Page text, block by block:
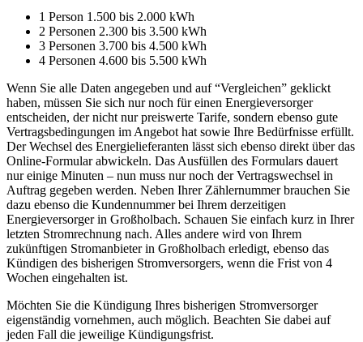
1 Person 1.500 bis 2.000 kWh
2 Personen 2.300 bis 3.500 kWh
3 Personen 3.700 bis 4.500 kWh
4 Personen 4.600 bis 5.500 kWh
Wenn Sie alle Daten angegeben und auf “Vergleichen” geklickt
haben, müssen Sie sich nur noch für einen Energieversorger
entscheiden, der nicht nur preiswerte Tarife, sondern ebenso gute
Vertragsbedingungen im Angebot hat sowie Ihre Bedürfnisse erfüllt.
Der Wechsel des Energielieferanten lässt sich ebenso direkt über das
Online-Formular abwickeln. Das Ausfüllen des Formulars dauert
nur einige Minuten – nun muss nur noch der Vertragswechsel in
Auftrag gegeben werden. Neben Ihrer Zählernummer brauchen Sie
dazu ebenso die Kundennummer bei Ihrem derzeitigen
Energieversorger in Großholbach. Schauen Sie einfach kurz in Ihrer
letzten Stromrechnung nach. Alles andere wird von Ihrem
zukünftigen Stromanbieter in Großholbach erledigt, ebenso das
Kündigen des bisherigen Stromversorgers, wenn die Frist von 4
Wochen eingehalten ist.
Möchten Sie die Kündigung Ihres bisherigen Stromversorger
eigenständig vornehmen, auch möglich. Beachten Sie dabei auf
jeden Fall die jeweilige Kündigungsfrist.